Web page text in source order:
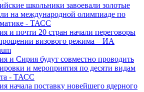
школьники завоевали золотые
на международной олимпиаде по
- ТАСС
и почти 20 стран начали переговоры
визового режима – ИА
и Сирия будут совместно проводить
и мероприятия по десяти видам
- ТАСС
начала поставку новейшего ядерного